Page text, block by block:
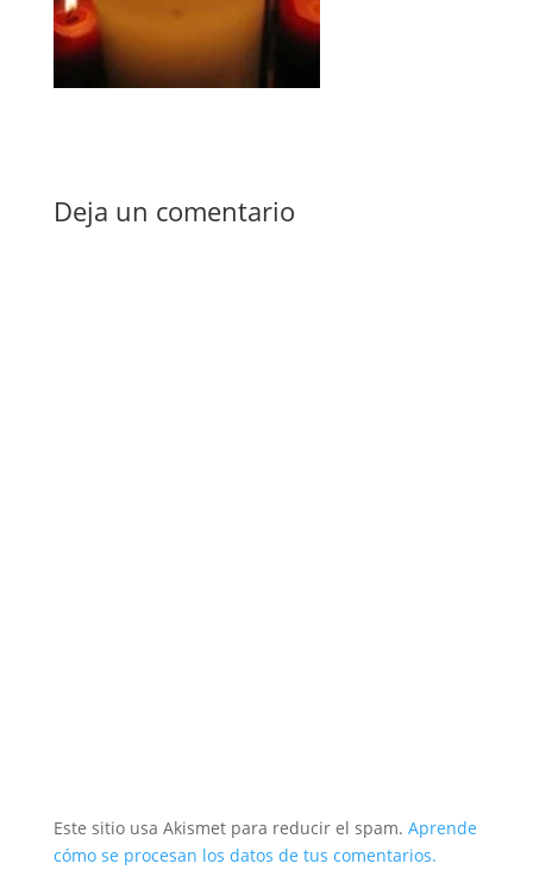
Deja un comentario
Este sitio usa Akismet para reducir el spam. Aprende
cómo se procesan los datos de tus comentarios.